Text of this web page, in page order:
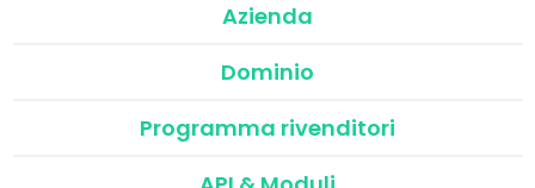
Azienda
Dominio
Programma rivenditori